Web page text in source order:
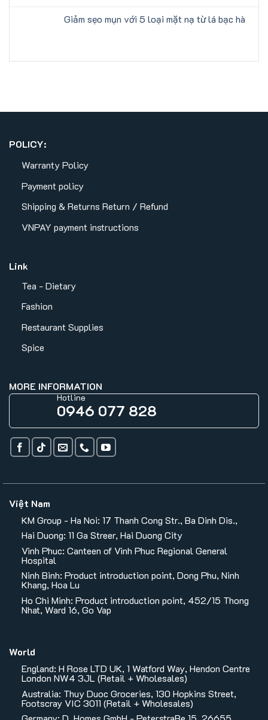
Giảm sẹo mụn với 5 loại mặt nạ từ lá bạc hà
POLICY:
Warranty Policy
Payment policy
Shipping & Returns Return / Refund
VNPAY payment instructions
Link
Tea - Dietary
Fashion
Restaurant Supplies
Spice
MORE INFORMATION
Hotline
0946 077 828
Việt Nam
KM Group - Ha Noi: 17 Thanh Cong Str., Ba Dinh Dis.,
Hai Duong: 11 Ga Streer, Hai Duong City
Vinh Phuc: Canteen of Vinh Phuc Regional General
Hospital
Ninh Binh: Product introduction point, Dong Phu, Ninh
Khang, Hoa Lu
Ho Chi Minh: Product introduction point, 452/15 Thong
Nhat, Ward 16, Go Vap
World
England: H Rose LTD UK, 1 Watford Way, Hendon Centre
London NW4 3JL (Retail + Wholesales)
Australia: Thuy Duoc Groceries, 130 Hopkins Street,
Footscray VIC 3011 (Retail + Wholesales)